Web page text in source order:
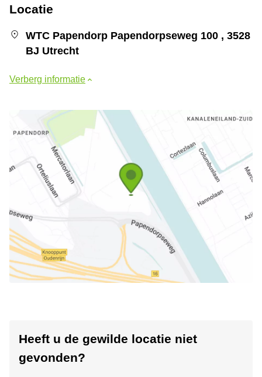
Locatie
WTC Papendorp Papendorpseweg 100 , 3528
BJ Utrecht
Verberg informatie
Heeft u de gewilde locatie niet
gevonden?